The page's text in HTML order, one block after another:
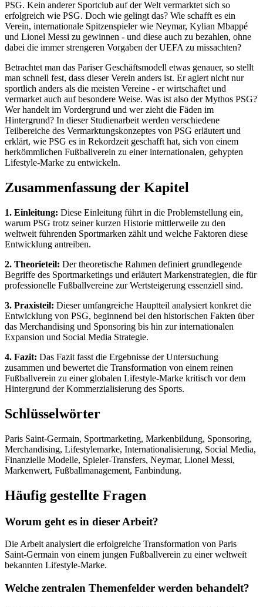
PSG. Kein anderer Sportclub auf der Welt vermarktet sich so
erfolgreich wie PSG. Doch wie gelingt das? Wie schafft es ein
Verein, internationale Spitzenspieler wie Neymar, Kylian Mbappé
und Lionel Messi zu gewinnen - und diese auch zu bezahlen, ohne
dabei die immer strengeren Vorgaben der UEFA zu missachten?
Betrachtet man das Pariser Geschäftsmodell etwas genauer, so stellt
man schnell fest, dass dieser Verein anders ist. Er agiert nicht nur
sportlich anders als die meisten Vereine - er wirtschaftet und
vermarket auch auf besondere Weise. Was ist also der Mythos PSG?
Wer handelt im Vordergrund und wer zieht die Fäden im
Hintergrund? In dieser Studienarbeit werden verschiedene
Teilbereiche des Vermarktungskonzeptes von PSG erläutert und
erklärt, wie PSG es in Rekordzeit geschafft hat, sich von einem
herkömmlichen Fußballverein zu einer internationalen, gehypten
Lifestyle-Marke zu entwickeln.
Zusammenfassung der Kapitel
1. Einleitung: Diese Einleitung führt in die Problemstellung ein,
warum PSG trotz seiner kurzen Historie mittlerweile zu den
weltweit führenden Sportmarken zählt und welche Faktoren diese
Entwicklung antreiben.
2. Theorieteil: Der theoretische Rahmen definiert grundlegende
Begriffe des Sportmarketings und erläutert Markenstrategien, die für
professionelle Fußballvereine zur Wertsteigerung essenziell sind.
3. Praxisteil: Dieser umfangreiche Hauptteil analysiert konkret die
Entwicklung von PSG, beginnend bei den historischen Fakten über
das Merchandising und Sponsoring bis hin zur internationalen
Expansion und Social Media Strategie.
4. Fazit: Das Fazit fasst die Ergebnisse der Untersuchung
zusammen und bewertet die Transformation von einem reinen
Fußballverein zu einer globalen Lifestyle-Marke kritisch vor dem
Hintergrund der Kommerzialisierung des Sports.
Schlüsselwörter
Paris Saint-Germain, Sportmarketing, Markenbildung, Sponsoring,
Merchandising, Lifestylemarke, Internationalisierung, Social Media,
Finanzielle Modelle, Spieler-Transfers, Neymar, Lionel Messi,
Markenwert, Fußballmanagement, Fanbindung.
Häufig gestellte Fragen
Worum geht es in dieser Arbeit?
Die Arbeit analysiert die erfolgreiche Transformation von Paris
Saint-Germain von einem jungen Fußballverein zu einer weltweit
bekannten Lifestyle-Marke.
Welche zentralen Themenfelder werden behandelt?